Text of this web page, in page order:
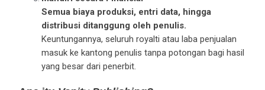
Semua biaya produksi, entri data, hingga
distribusi ditanggung oleh penulis.
Keuntungannya, seluruh royalti atau laba penjualan
masuk ke kantong penulis tanpa potongan bagi hasil
yang besar dari penerbit.